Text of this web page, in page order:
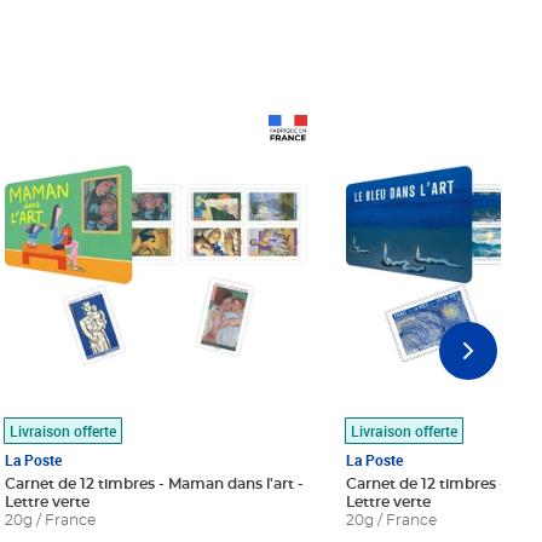
Livraison offerte
La Poste
Carnet de 12 timbres - Maman dans l'art -
Lettre verte
20g / France
Livraison offerte
La Poste
Carnet de 12 timbres - Le
Lettre verte
20g / France